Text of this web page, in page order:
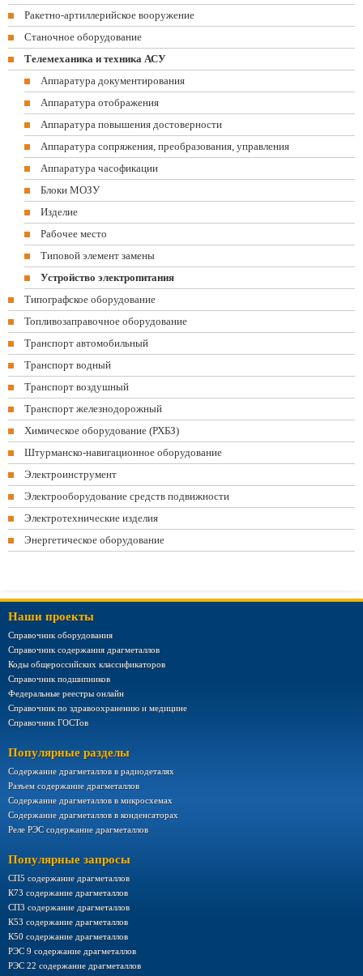
Ракетно-артиллерийское вооружение
Станочное оборудование
Телемеханика и техника АСУ
Аппаратура документирования
Аппаратура отображения
Аппаратура повышения достоверности
Аппаратура сопряжения, преобразования, управления
Аппаратура часофикации
Блоки МОЗУ
Изделие
Рабочее место
Типовой элемент замены
Устройство электропитания
Типографское оборудование
Топливозаправочное оборудование
Транспорт автомобильный
Транспорт водный
Транспорт воздушный
Транспорт железнодорожный
Химическое оборудование (РХБЗ)
Штурманско-навигационное оборудование
Электроинструмент
Электрооборудование средств подвижности
Электротехнические изделия
Энергетическое оборудование
Наши проекты
Справочник оборудования
Справочник содержания драгметаллов
Коды общероссийских классификаторов
Справочник подшипников
Федеральные реестры онлайн
Справочник по здравоохранению и медицине
Справочник ГОСТов
Популярные разделы
Содержание драгметаллов в радиодеталях
Разъем содержание драгметаллов
Содержание драгметаллов в микросхемах
Содержание драгметаллов в конденсаторах
Реле РЭС содержание драгметаллов
Популярные запросы
СП5 содержание драгметаллов
К73 содержание драгметаллов
СП3 содержание драгметаллов
К53 содержание драгметаллов
К50 содержание драгметаллов
РЭС 9 содержание драгметаллов
РЭС 22 содержание драгметаллов